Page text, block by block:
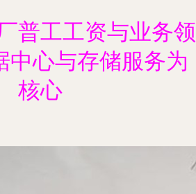
普工工资与业务领
中心与存储服务为
核心